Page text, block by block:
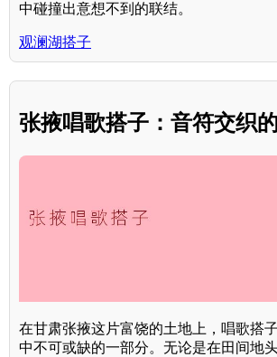
中碰撞出意想不到的联结。
观澜湖搭子
张掖唱歌搭子：音符交织
在甘肃张掖这片富饶的土地上，唱歌搭
中不可或缺的一部分。无论是在田间地